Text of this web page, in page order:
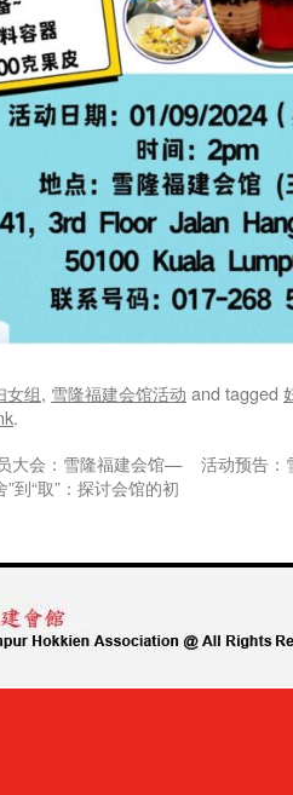
女组, 雪隆福建会馆活动 and tagged
.
大会：雪隆福建会馆—
到“取”：探讨会馆的初
活动预告：